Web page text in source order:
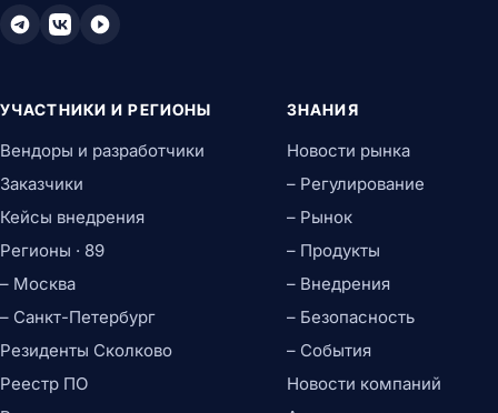
УЧАСТНИКИ И РЕГИОНЫ
Вендоры и разработчики
Заказчики
Кейсы внедрения
Регионы · 89
– Москва
– Санкт-Петербург
Резиденты Сколково
Реестр ПО
ЗНАНИЯ
Новости рынка
– Регулирование
– Рынок
– Продукты
– Внедрения
– Безопасность
– События
Новости компаний